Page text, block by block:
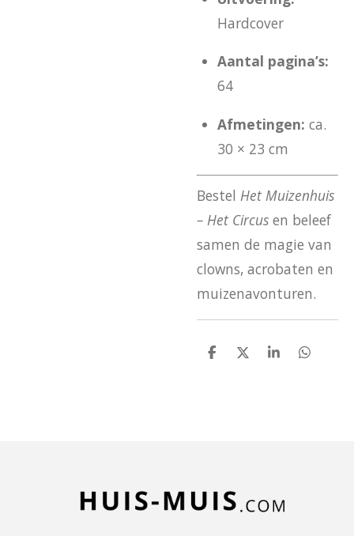
Hardcover
Aantal pagina’s:
64
Afmetingen: ca.
30 × 23 cm
Bestel Het Muizenhuis
– Het Circus en beleef
samen de magie van
clowns, acrobaten en
muizenavonturen.
D
D
S
D